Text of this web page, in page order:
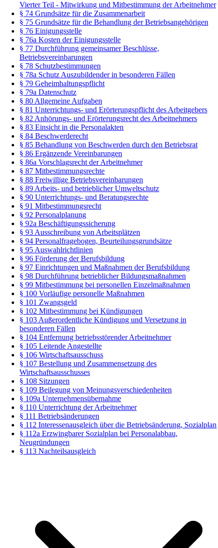
Vierter Teil - Mitwirkung und Mitbestimmung der Arbeitnehmer
§ 74 Grundsätze für die Zusammenarbeit
§ 75 Grundsätze für die Behandlung der Betriebsangehörigen
§ 76 Einigungsstelle
§ 76a Kosten der Einigungsstelle
§ 77 Durchführung gemeinsamer Beschlüsse,
Betriebsvereinbarungen
§ 78 Schutzbestimmungen
§ 78a Schutz Auszubildender in besonderen Fällen
§ 79 Geheimhaltungspflicht
§ 79a Datenschutz
§ 80 Allgemeine Aufgaben
§ 81 Unterrichtungs- und Erörterungspflicht des Arbeitgebers
§ 82 Anhörungs- und Erörterungsrecht des Arbeitnehmers
§ 83 Einsicht in die Personalakten
§ 84 Beschwerderecht
§ 85 Behandlung von Beschwerden durch den Betriebsrat
§ 86 Ergänzende Vereinbarungen
§ 86a Vorschlagsrecht der Arbeitnehmer
§ 87 Mitbestimmungsrechte
§ 88 Freiwillige Betriebsvereinbarungen
§ 89 Arbeits- und betrieblicher Umweltschutz
§ 90 Unterrichtungs- und Beratungsrechte
§ 91 Mitbestimmungsrecht
§ 92 Personalplanung
§ 92a Beschäftigungssicherung
§ 93 Ausschreibung von Arbeitsplätzen
§ 94 Personalfragebogen, Beurteilungsgrundsätze
§ 95 Auswahlrichtlinien
§ 96 Förderung der Berufsbildung
§ 97 Einrichtungen und Maßnahmen der Berufsbildung
§ 98 Durchführung betrieblicher Bildungsmaßnahmen
§ 99 Mitbestimmung bei personellen Einzelmaßnahmen
§ 100 Vorläufige personelle Maßnahmen
§ 101 Zwangsgeld
§ 102 Mitbestimmung bei Kündigungen
§ 103 Außerordentliche Kündigung und Versetzung in
besonderen Fällen
§ 104 Entfernung betriebsstörender Arbeitnehmer
§ 105 Leitende Angestellte
§ 106 Wirtschaftsausschuss
§ 107 Bestellung und Zusammensetzung des
Wirtschaftsausschusses
§ 108 Sitzungen
§ 109 Beilegung von Meinungsverschiedenheiten
§ 109a Unternehmensübernahme
§ 110 Unterrichtung der Arbeitnehmer
§ 111 Betriebsänderungen
§ 112 Interessenausgleich über die Betriebsänderung, Sozialplan
§ 112a Erzwingbarer Sozialplan bei Personalabbau,
Neugründungen
§ 113 Nachteilsausgleich